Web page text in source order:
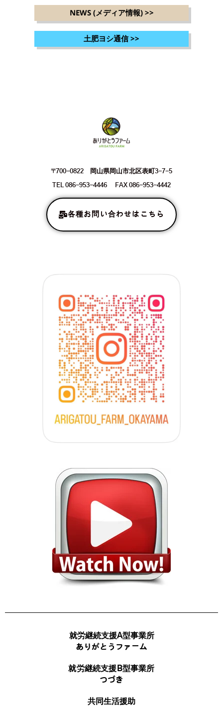
NEWS (メディア情報)>>
土肥ヨシ通信>>
〒700-0822 岡山県岡山市北区表町3-7-5
TEL 086-953-4446 FAX 086-953-4442
各種お問い合わせはこちら
就労継続支援A型事業所
ありがとうファーム
就労継続支援B型事業所
つづき
共同生活援助